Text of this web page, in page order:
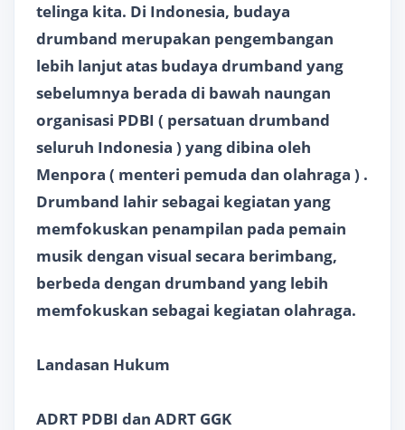
telinga kita. Di Indonesia, budaya
drumband merupakan pengembangan
lebih lanjut atas budaya drumband yang
sebelumnya berada di bawah naungan
organisasi PDBI ( persatuan drumband
seluruh Indonesia ) yang dibina oleh
Menpora ( menteri pemuda dan olahraga ) .
Drumband lahir sebagai kegiatan yang
memfokuskan penampilan pada pemain
musik dengan visual secara berimbang,
berbeda dengan drumband yang lebih
memfokuskan sebagai kegiatan olahraga.
Landasan Hukum
ADRT PDBI dan ADRT GGK